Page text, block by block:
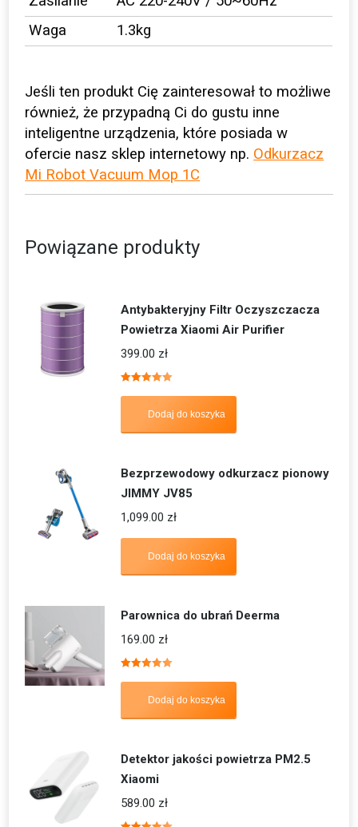
Waga
1.3kg
Jeśli ten produkt Cię zainteresował to możliwe
również, że przypadną Ci do gustu inne
inteligentne urządzenia, które posiada w
ofercie nasz sklep internetowy np. Odkurzacz
Mi Robot Vacuum Mop 1C
Powiązane produkty
Antybakteryjny Filtr Oczyszczacza
Powietrza Xiaomi Air Purifier
399.00 zł
5.00
Dodaj do koszyka
Bezprzewodowy odkurzacz pionowy
JIMMY JV85
1,099.00 zł
Dodaj do koszyka
Parownica do ubrań Deerma
169.00 zł
5.00
Dodaj do koszyka
Detektor jakości powietrza PM2.5
Xiaomi
589.00 zł